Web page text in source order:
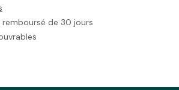
de 30 jours